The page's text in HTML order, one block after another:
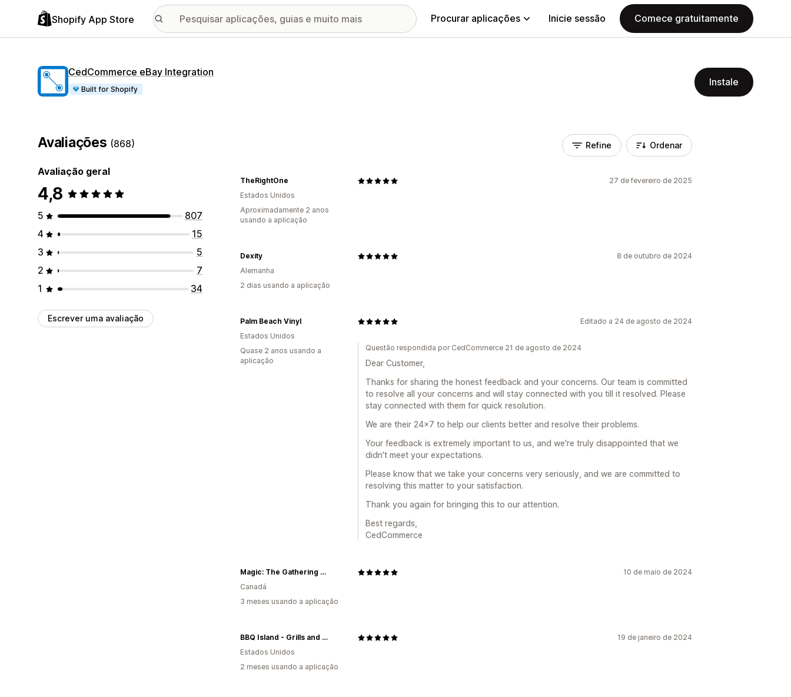
Shopify App Store Procurar aplicações Inicie sessão Comece gratuitamente
CedCommerce eBay Integration
Built for Shopify
Instale
Avaliações (868)
Avaliação geral
4,8
5
807
4
15
3
5
2
7
1
34
Escrever uma avaliação
Refine Ordenar
27 de fevereiro de 2025
TheRightOne
Estados Unidos
Aproximadamente 2 anos
usando a aplicação
8 de outubro de 2024
Dexity
Alemanha
2 dias usando a aplicação
Editado a 24 de agosto de 2024
Palm Beach Vinyl
Estados Unidos
Quase 2 anos usando a
aplicação
Questão respondida por CedCommerce 21 de agosto de 2024
Dear Customer,
Thanks for sharing the honest feedback and your concerns. Our team is committed
to resolve all your concerns and will stay connected with you till it resolved. Please
stay connected with them for quick resolution.
We are their 24x7 to help our clients better and resolve their problems.
Your feedback is extremely important to us, and we're truly disappointed that we
didn't meet your expectations.
Please know that we take your concerns very seriously, and we are committed to
resolving this matter to your satisfaction.
Thank you again for bringing this to our attention.
Best regards,
CedCommerce
10 de maio de 2024
Magic: The Gathering Card Shop
Canadá
3 meses usando a aplicação
19 de janeiro de 2024
BBQ Island - Grills and Smokers
Estados Unidos
2 meses usando a aplicação